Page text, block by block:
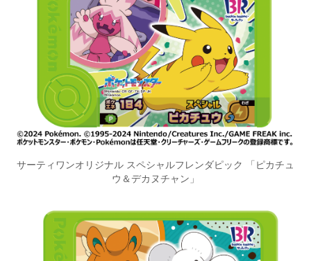
サーティワンオリジナル スペシャルフレンダピック 「ピカチュ
ウ＆デカヌチャン」